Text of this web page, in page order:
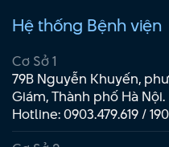
Hệ thống Bệnh viện
Cơ Sở 1
79B Nguyễn Khuyến,
Giám, Thành phố Hà Nội.
Hotline:0903.479.619/